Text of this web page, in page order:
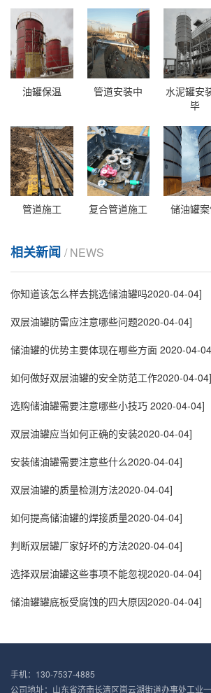
油罐保温 管道安装中
水泥罐安
毕
管道施工 复合管道施工 储油罐
相关新闻 / NEWS
你知道该怎么样去挑选储油罐吗2020-04-04]
双层油罐防雷应注意哪些问题2020-04-04]
储油罐的优势主要体现在哪些方面 2020-04-
如何做好双层油罐的安全防范工作2020-04-04]
选购储油罐需要注意哪些小技巧 2020-04-04]
双层油罐应当如何正确的安装2020-04-04]
安装储油罐需要注意些什么2020-04-04]
双层油罐的质量检测方法2020-04-04]
如何提高储油罐的焊接质量2020-04-04]
判断双层罐厂家好坏的方法2020-04-04]
选择双层油罐这些事项不能忽视2020-04-04]
储油罐罐底板受腐蚀的四大原因2020-04-04]
手机：130-7537-4885
公司地址：山东省济南长清区崮云湖街道办事处工业